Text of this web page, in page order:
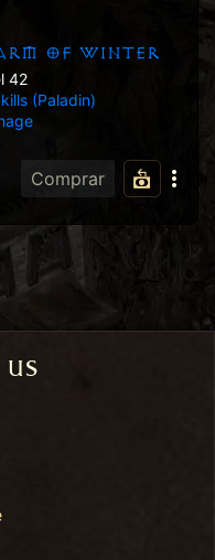
OF WINTER
42
(Paladin)
Comprar